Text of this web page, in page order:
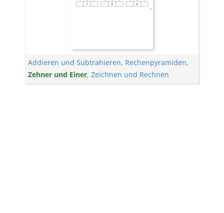
Addieren und Subtrahieren, Rechenpyramiden,
Zehner und Einer, Zeichnen und Rechnen